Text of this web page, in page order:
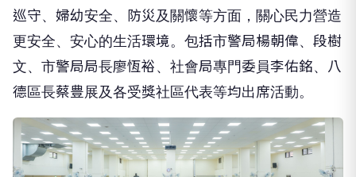
巡守、婦幼安全、防災及關懷等方面，關心民力營造
更安全、安心的生活環境。包括市警局楊朝偉、段樹
文、市警局局長廖恆裕、社會局專門委員李佑銘、八
德區長蔡豊展及各受獎社區代表等均出席活動。